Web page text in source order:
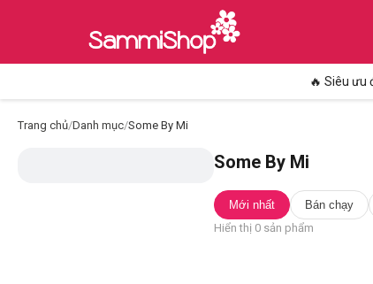
🔥 Siêu ưu
Trang chủ/Danh mục/Some By Mi
Some By Mi
Mới nhất Bán chạy
Hiển thị 0 sản phẩm